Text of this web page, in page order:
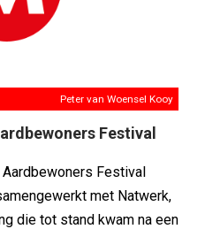
Peter van Woensel Kooy
Festival
Festival
met Natwerk,
die tot stand kwam na een